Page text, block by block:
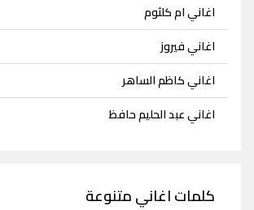
اغاني ام كلثوم
اغاني فيروز
اغاني كاظم الساهر
اغاني عبد الحليم حافظ
كلمات اغاني متنوعة